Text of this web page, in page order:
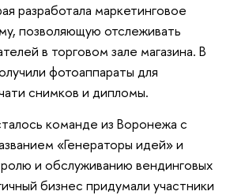
разработала маркетинговое
позволяющую отслеживать
в торговом зале магазина. В
фотоаппараты для
снимков и дипломы.
команде из Воронежа с
«Генераторы идей» и
и обслуживанию вендинговых
бизнес придумали участники